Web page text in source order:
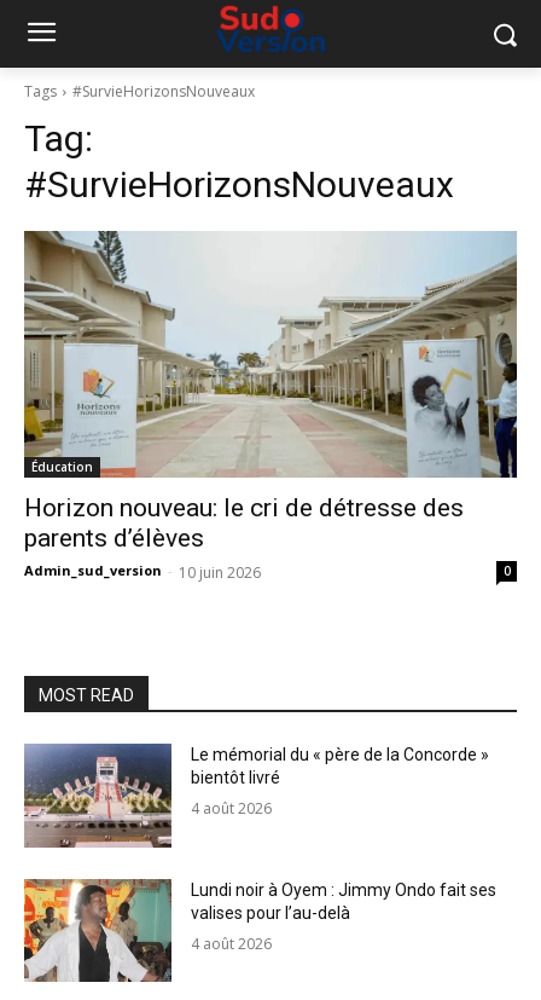
Tags #SurvieHorizonsNouveaux
Tag:
#SurvieHorizonsNouveaux
Éducation
Horizon nouveau: le cri de détresse des
parents d’élèves
Admin_sud_version - 10 juin 2026 0
MOST READ
Le mémorial du « père de la Concorde »
bientôt livré
4 août 2026
Lundi noir à Oyem : Jimmy Ondo fait ses
valises pour l’au-delà
4 août 2026